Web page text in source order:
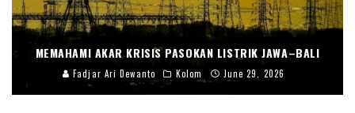
MEMAHAMI AKAR KRISIS PASOKAN LISTRIK JAWA–BALI
Fadjar Ari Dewanto Kolom June 29, 2026